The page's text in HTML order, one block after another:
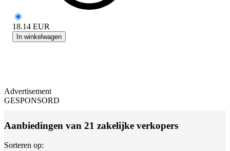
18.14 EUR
In winkelwagen
Advertisement
GESPONSORD
Aanbiedingen van 21 zakelijke verkopers
Sorteren op: